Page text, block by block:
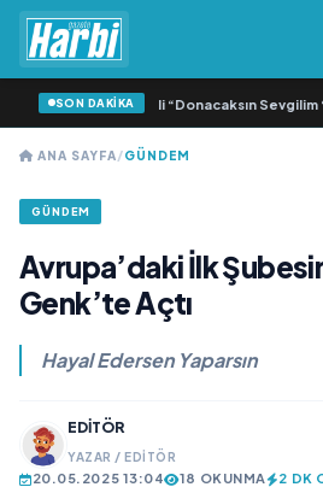
SON DAKİKA
Samlı ‘dan İkinci Tekli “Donacaksın Sevgilim “
ANA SAYFA/GÜNDEM
GÜNDEM
Avrupa’daki İlk
Genk’te Açtı
Hayal Edersen Yaparsın
EDITÖR
YAZAR / EDITÖR
20.05.2025 13:04 18 OKUNMA 2 DK